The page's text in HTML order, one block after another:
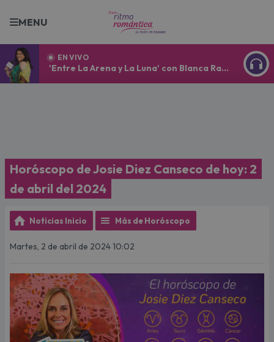
MENU
EN VIVO
'Entre La Arena y La Luna' con Blanca Ramírez
Horóscopo de Josie Diez Canseco de hoy: 2
de abril del 2024
Noticias Inicio Más de Horóscopo
Martes, 2 de abril de 2024 10:02